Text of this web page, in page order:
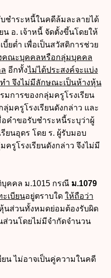
บชำระหนี้ในคดีล้มละลายได้
น อ. เจ้าหนี้ จัดตั้งขึ้นโดยให้
ยต่ำ เพื่อเป็นสวัสดิการช่วย
งคณะบุคคลหรือกลุ่มบุคคล
อีกทั้งไม่ได้ประสงค์จะแบ่ง
ำ จึงไม่มีลักษณะเป็นห้างหุ้น
มการของกลุ่มครูโรงเรียน
มครูโรงเรียนดังกล่าว และ
คำขอรับชำระหนี้ระบุว่าผู้
ยนอุดร โดย ร. ผู้รับมอบ
รูโรงเรียนดังกล่าว จึงไม่มี
บุคคล ม.1015 กรณี ม.1079
เบียนอยู่ตราบใด ให้ถือว่า
นส่วนทั้งหมดย่อมต้องรับผิด
วนโดยไม่มีจำกัดจำนวน
น ไม่อาจเป็นคู่ความในคดี